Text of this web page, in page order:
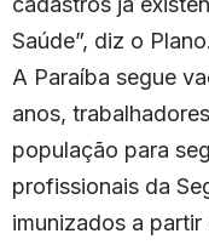
Saúde”, diz o Plano.
A Paraíba segue
anos,
população para
profissionais da
imunizados a